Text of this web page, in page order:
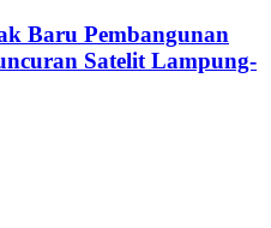
Baru Pembangunan
Satelit Lampung-